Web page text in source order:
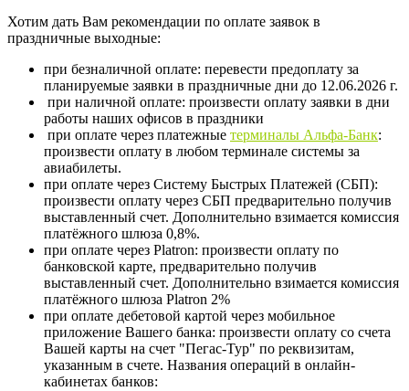
Хотим дать Вам рекомендации по оплате заявок в
праздничные выходные:
при безналичной оплате: перевести предоплату за
планируемые заявки в праздничные дни до 12.06.2026 г.
при наличной оплате: произвести оплату заявки в дни
работы наших офисов в праздники
при оплате через платежные терминалы Aльфа-Банк:
произвести оплату в любом терминале системы за
авиабилеты.
при оплате через Систему Быстрых Платежей (СБП):
произвести оплату через СБП предварительно получив
выставленный счет. Дополнительно взимается комиссия
платёжного шлюза 0,8%.
при оплате через Platron: произвести оплату по
банковской карте, предварительно получив
выставленный счет. Дополнительно взимается комиссия
платёжного шлюза Platron 2%
при оплате дебетовой картой через мобильное
приложение Вашего банка: произвести оплату со счета
Вашей карты на счет "Пегас-Тур" по реквизитам,
указанным в счете. Названия операций в онлайн-
кабинетах банков: